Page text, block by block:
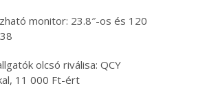
monitor: 23.8″-os és 120
olcsó riválisa: QCY
11 000 Ft-ért